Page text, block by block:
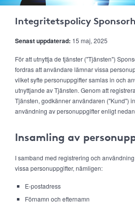
Integritetspolicy
Senast uppdaterad: 15 maj, 2025
För att utnyttja de tjänster ("Tjänsten")
fordras att användare lämnar vissa
vilket syfte personuppgifter samlas in och
utnyttjande av Tjänsten. Genom att
Tjänsten, godkänner användaren ("Kund")
användning av personuppgifter enligt
Insamling av
I samband med registrering och
vissa personuppgifter, nämligen:
E-postadress
Förnamn och efternamn